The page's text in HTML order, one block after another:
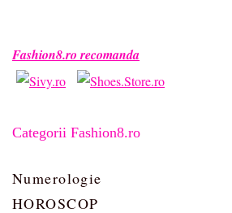
Fashion8.ro recomanda
Categorii Fashion8.ro
Numerologie
HOROSCOP